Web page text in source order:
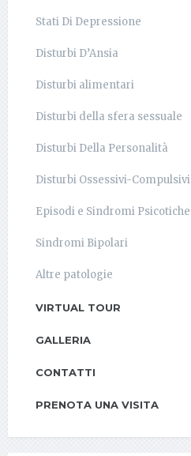
Stati Di Depressione
Disturbi D’Ansia
Disturbi alimentari
Disturbi della sfera sessuale
Disturbi Della Personalità
Disturbi Ossessivi-Compulsivi
Episodi e Sindromi Psicotiche
Sindromi Bipolari
Altre patologie
VIRTUAL TOUR
GALLERIA
CONTATTI
PRENOTA UNA VISITA